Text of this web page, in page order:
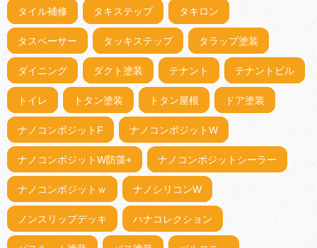
タイル補修 タキステップ タキロン
タスペーサー タッキステップ タラップ塗装
ダイニング ダクト塗装 テナント テナントビル
トイレ トタン塗装 トタン屋根 ドア塗装
ナノコンポジットF ナノコンポジットW
ナノコンポジットW防藻+ ナノコンポジットシーラー
ナノコンポジットｗ ナノシリコンW
ノンスリップデッキ ハナコレクション